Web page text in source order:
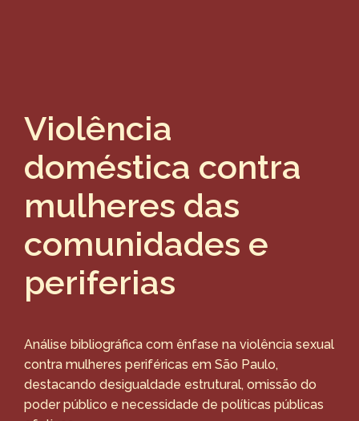
Violência
doméstica contra
mulheres das
comunidades e
periferias
Análise bibliográfica com ênfase na violência sexual
contra mulheres periféricas em São Paulo,
destacando desigualdade estrutural, omissão do
poder público e necessidade de políticas públicas